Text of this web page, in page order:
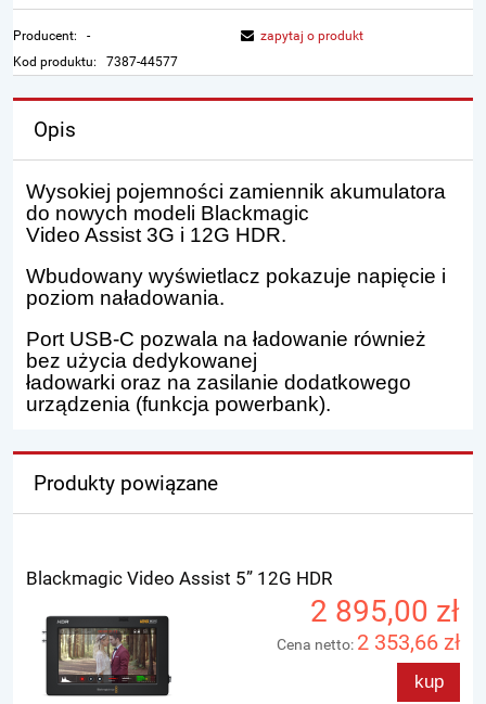
Producent:
-
Kod produktu:
7387-44577
zapytaj o produkt
Opis
Wysokiej pojemności zamiennik akumulatora
do nowych modeli Blackmagic
Video Assist 3G i 12G HDR.
Wbudowany wyświetlacz pokazuje napięcie i
poziom naładowania.
Port USB-C pozwala na ładowanie również
bez użycia dedykowanej
ładowarki oraz na zasilanie dodatkowego
urządzenia (funkcja powerbank).
Produkty powiązane
Blackmagic Video Assist 5” 12G HDR
2 895,00 zł
Cena netto: 2 353,66 zł
kup